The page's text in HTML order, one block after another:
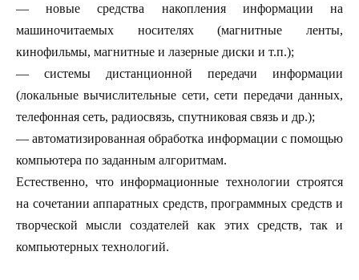
— новые средства накопления информации на
машиночитаемых носителях (магнитные ленты,
кинофильмы, магнитные и лазерные диски и т.п.);
— системы дистанционной передачи информации
(локальные вычислительные сети, сети передачи данных,
телефонная сеть, радиосвязь, спутниковая связь и др.);
— автоматизированная обработка информации с помощью
компьютера по заданным алгоритмам.
Естественно, что информационные технологии строятся
на сочетании аппаратных средств, программных средств и
творческой мысли создателей как этих средств, так и
компьютерных технологий.